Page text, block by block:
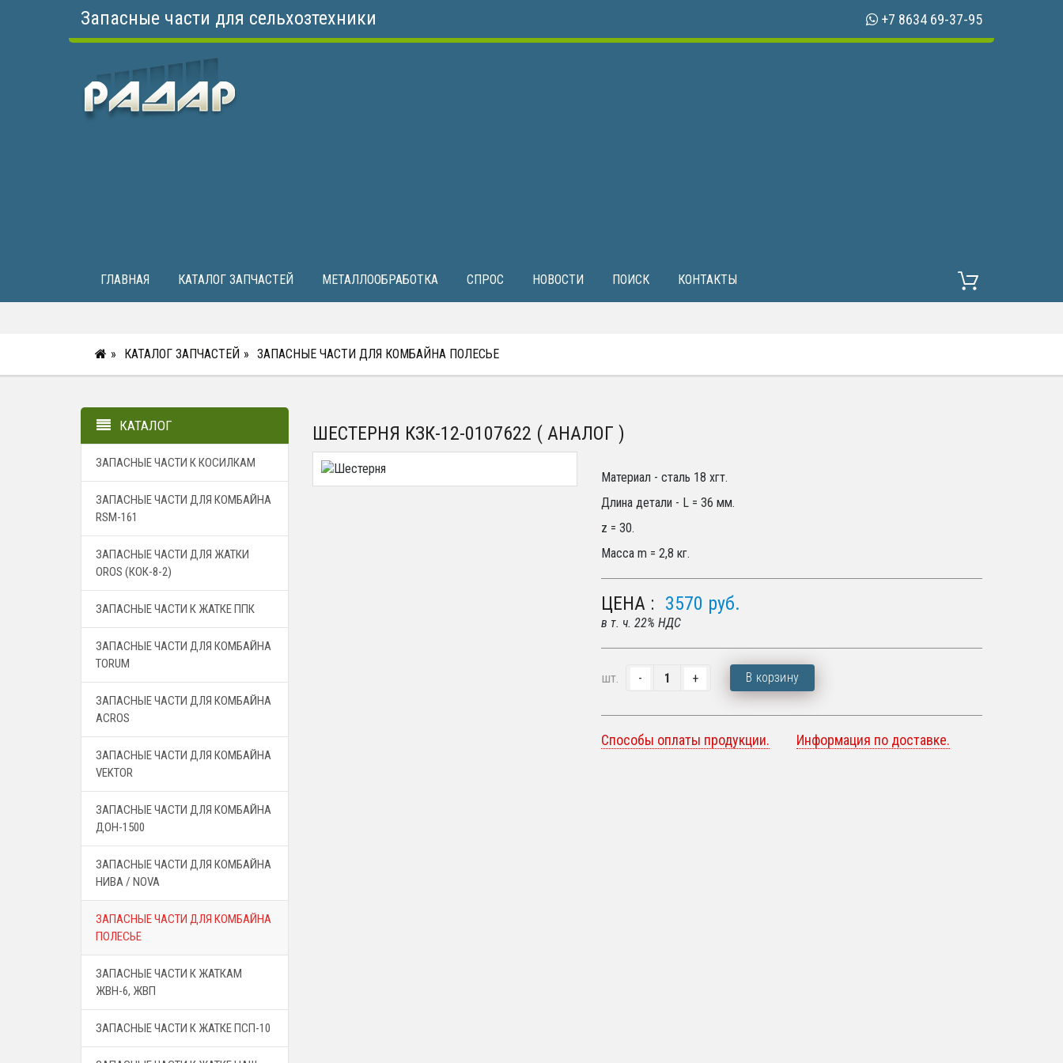
Запасные части для сельхозтехники +7 8634 69-37-95
ГЛАВНАЯ КАТАЛОГ ЗАПЧАСТЕЙ МЕТАЛЛООБРАБОТКА СПРОС НОВОСТИ ПОИСК КОНТАКТЫ
КАТАЛОГ ЗАПЧАСТЕЙ ЗАПАСНЫЕ ЧАСТИ ДЛЯ КОМБАЙНА ПОЛЕСЬЕ
КАТАЛОГ
ЗАПАСНЫЕ ЧАСТИ К КОСИЛКАМ
ЗАПАСНЫЕ ЧАСТИ ДЛЯ КОМБАЙНА
RSM-161
ЗАПАСНЫЕ ЧАСТИ ДЛЯ ЖАТКИ
OROS (КОК-8-2)
ЗАПАСНЫЕ ЧАСТИ К ЖАТКЕ ППК
ЗАПАСНЫЕ ЧАСТИ ДЛЯ КОМБАЙНА
TORUM
ЗАПАСНЫЕ ЧАСТИ ДЛЯ КОМБАЙНА
ACROS
ЗАПАСНЫЕ ЧАСТИ ДЛЯ КОМБАЙНА
VEKTOR
ЗАПАСНЫЕ ЧАСТИ ДЛЯ КОМБАЙНА
ДОН-1500
ЗАПАСНЫЕ ЧАСТИ ДЛЯ КОМБАЙНА
НИВА / NOVA
ЗАПАСНЫЕ ЧАСТИ ДЛЯ КОМБАЙНА
ПОЛЕСЬЕ
ЗАПАСНЫЕ ЧАСТИ К ЖАТКАМ
ЖВН-6, ЖВП
ЗАПАСНЫЕ ЧАСТИ К ЖАТКЕ ПСП-10
ШЕСТЕРНЯ КЗК-12-0107622 ( АНАЛОГ )
Материал - сталь 18 хгт.
Длина детали - L = 36 мм.
z = 30.
Масса m = 2,8 кг.
ЦЕНА : 3570 руб.
в т. ч. 22% НДС
шт. В корзину
Способы оплаты продукции. Информация по доставке.